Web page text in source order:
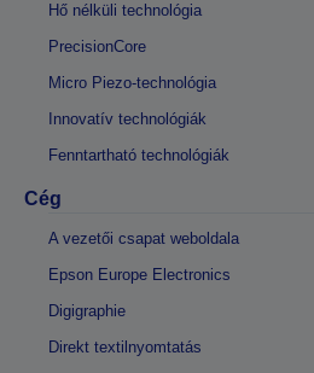
Hő nélküli technológia
PrecisionCore
Micro Piezo-technológia
Innovatív technológiák
Fenntartható technológiák
Cég
A vezetői csapat weboldala
Epson Europe Electronics
Digigraphie
Direkt textilnyomtatás